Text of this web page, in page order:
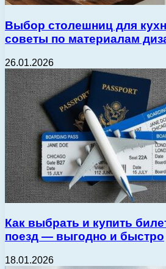
Выбор столешниц для
советы по материалам
26.01.2026
Как выбрать и купить
поезд — выгодно и быстро
18.01.2026